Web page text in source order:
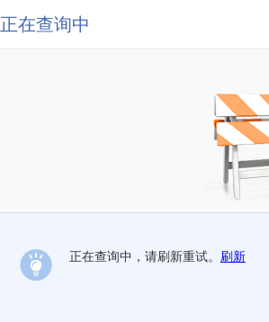
正在查询中
正在查询中，请刷新重试。 刷新